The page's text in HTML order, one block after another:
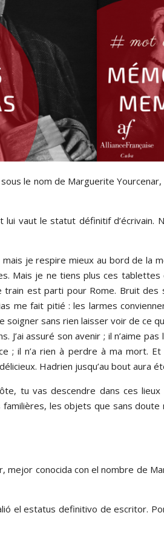
le nom de Marguerite
lui vaut le statut définitif d’écrivain.
je respire mieux au bord de la
Mais je ne tiens plus ces tablettes
train est parti pour Rome. Bruit
me fait pitié : les larmes
sans rien laisser voir de ce
assuré son avenir ; il n’aime
; il n’a rien à perdre à ma mort.
Hadrien jusqu’au bout aura
tu vas descendre dans ces
les objets que sans
conocida con el nombre de
el estatus definitivo de escritor.